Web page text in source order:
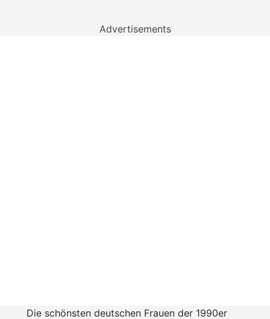
Advertisements
Die schönsten deutschen Frauen der 1990er